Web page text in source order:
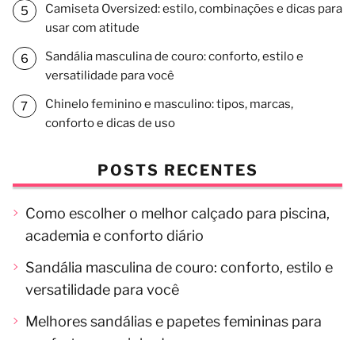
Camiseta Oversized: estilo, combinações e dicas para
usar com atitude
Sandália masculina de couro: conforto, estilo e
versatilidade para você
Chinelo feminino e masculino: tipos, marcas,
conforto e dicas de uso
POSTS RECENTES
Como escolher o melhor calçado para piscina,
academia e conforto diário
Sandália masculina de couro: conforto, estilo e
versatilidade para você
Melhores sandálias e papetes femininas para